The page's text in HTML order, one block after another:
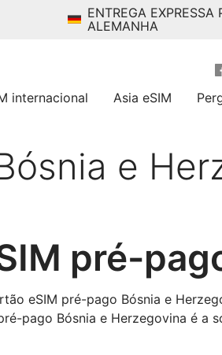
ENTREGA EXPRESSA
ALEMANHA
internacional Asia eSIM
e
pré-
eSIM pré-pago Bósnia e
pago Bósnia e Herzegovina é a